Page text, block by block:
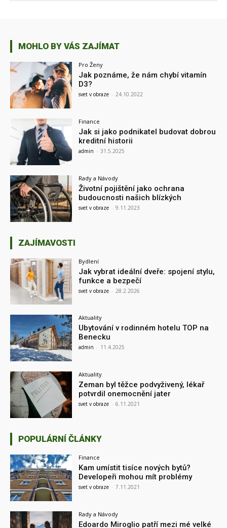
MOHLO BY VÁS ZAJÍMAT
Pro Ženy
Jak poznáme, že nám chybí vitamín
D3?
svet v obraze - 24.10.2022
Finance
Jak si jako podnikatel budovat dobrou
kreditní historii
admin - 31.5.2025
Rady a Návody
Životní pojištění jako ochrana
budoucnosti našich blízkých
svet v obraze - 9.11.2023
ZAJÍMAVOSTI
Bydlení
Jak vybrat ideální dveře: spojení stylu,
funkce a bezpečí
svet v obraze - 28.2.2026
Aktuality
Ubytování v rodinném hotelu TOP na
Benecku
admin - 11.4.2025
Aktuality
Zeman byl těžce podvyživený, lékař
potvrdil onemocnění jater
svet v obraze - 6.11.2021
POPULÁRNÍ ČLÁNKY
Finance
Kam umístit tisíce nových bytů?
Developeři mohou mít problémy
svet v obraze - 7.11.2021
Rady a Návody
Edoardo Miroglio patří mezi mé velké